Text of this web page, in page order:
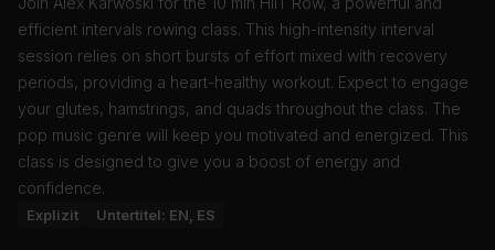
efficient intervals rowing class. This high-intensity interval
session relies on short bursts of effort mixed with recovery
periods, providing a heart-healthy workout. Expect to engage
your glutes, hamstrings, and quads throughout the class. The
pop music genre will keep you motivated and energized. This
class is designed to give you a boost of energy and
confidence.
Explizit Untertitel: EN, ES